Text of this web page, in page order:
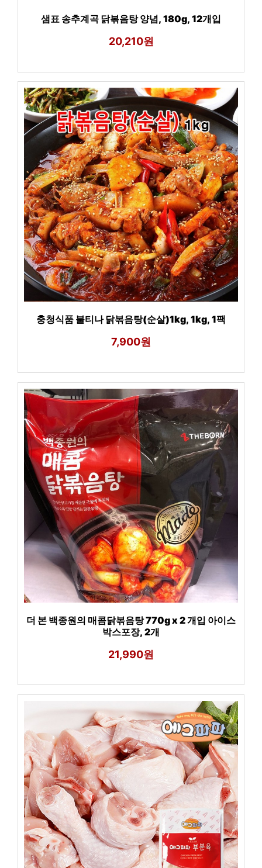
샘표 송추계곡 닭볶음탕 양념, 180g, 12개입
20,210원
충청식품 불티나 닭볶음탕(순살)1kg, 1kg, 1팩
7,900원
더 본 백종원의 매콤닭볶음탕 770g x 2 개입 아이스
박스포장, 2개
21,990원